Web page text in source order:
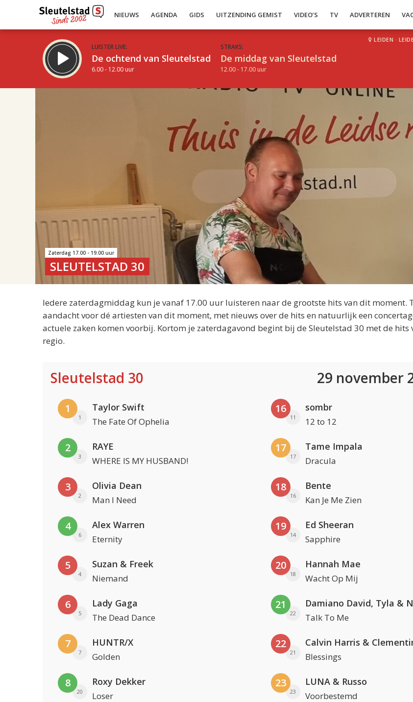
NIEUWS AGENDA GIDS UITZENDING GEMIST VIDEO’S TV ADVERTEREN
LUISTER LIVE:
De ochtend van Sleutelstad
6.00 - 12.00 uur
STRAKS:
De middag van Sleutelstad
12.00 - 17.00 uur
LEIDEN ·
Zaterdag 17.00 - 19.00 uur
SLEUTELSTAD 30
Iedere zaterdagmiddag kun je vanaf 17.00 uur luisteren naar de grootste hits van dit moment.
aandacht voor dé artiesten van dit moment, met nieuws over de hits en natuurlijk een
actuele zaken komen voorbij. Kortom je zaterdagavond begint bij de Sleutelstad 30 met de hits
regio.
Sleutelstad 30 29 november
1
1
Taylor Swift
The Fate Of Ophelia
2
3
RAYE
WHERE IS MY HUSBAND!
3
2
Olivia Dean
Man I Need
4
6
Alex Warren
Eternity
5
4
Suzan & Freek
Niemand
6
5
Lady Gaga
The Dead Dance
7
7
HUNTR/X
Golden
8
20
Roxy Dekker
Loser
16
11
sombr
12 to 12
17
17
Tame Impala
Dracula
18
16
Bente
Kan Je Me Zien
19
14
Ed Sheeran
Sapphire
20
18
Hannah Mae
Wacht Op Mij
21
22
Damiano David, Tyla &
Talk To Me
22
21
Calvin Harris &
Blessings
23
23
LUNA & Russo
Voorbestemd